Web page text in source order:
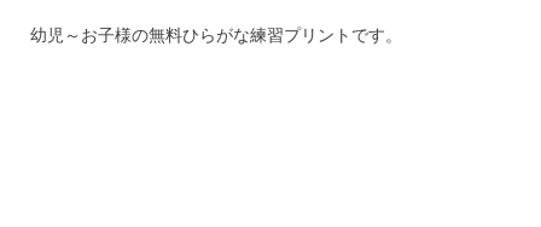
幼児～お子様の無料ひらがな練習プリントです。